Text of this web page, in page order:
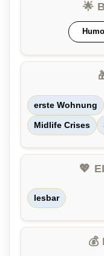
🌟
erste Wohnung
Midlife Crises
💖
lesbar
💰